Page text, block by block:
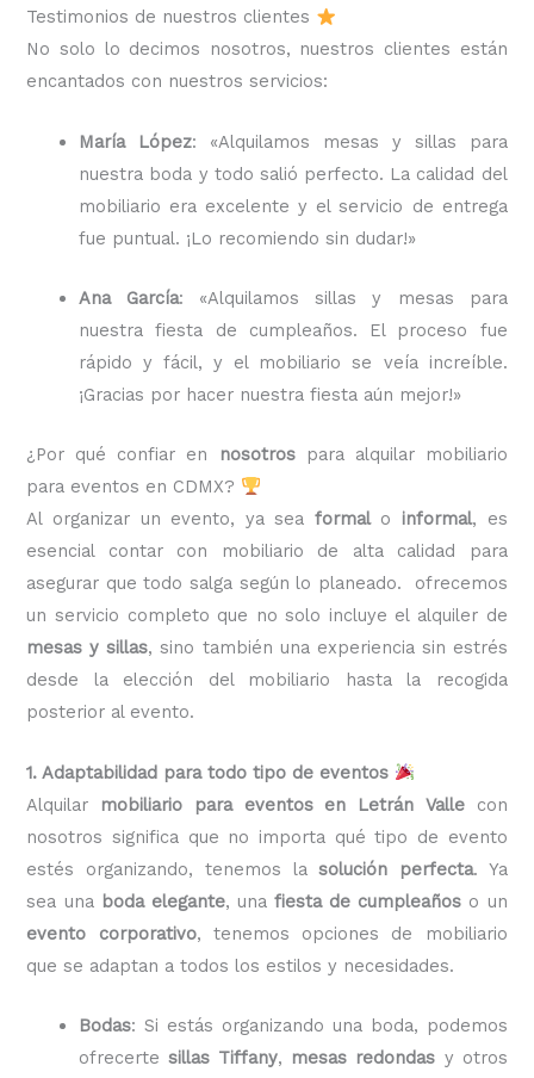
Testimonios de nuestros clientes
No solo lo decimos nosotros, nuestros clientes están
encantados con nuestros servicios:
María López: «Alquilamos mesas y sillas para
nuestra boda y todo salió perfecto. La calidad del
mobiliario era excelente y el servicio de entrega
fue puntual. ¡Lo recomiendo sin dudar!»
Ana García: «Alquilamos sillas y mesas para
nuestra fiesta de cumpleaños. El proceso fue
rápido y fácil, y el mobiliario se veía increíble.
¡Gracias por hacer nuestra fiesta aún mejor!»
¿Por qué confiar en nosotrospara alquilar mobiliario
para eventos en CDMX?
Al organizar un evento, ya sea formalo informal, es
esencial contar con mobiliario de alta calidad para
asegurar que todo salga según lo planeado. ofrecemos
un servicio completo que no solo incluye el alquiler de
mesas y sillas, sino también una experiencia sin estrés
desde la elección del mobiliario hasta la recogida
posterior al evento.
1. Adaptabilidad para todo tipo de eventos
Alquilar
mobiliario para eventos en Letrán Vallecon
nosotros significa que no importa qué tipo de evento
estés organizando, tenemos lasolución perfecta. Ya
sea una boda elegante, unafiesta de cumpleaños o un
evento corporativo, tenemos opciones de mobiliario
que se adaptan a todos los estilos y necesidades.
Bodas: Si estás organizando una boda, podemos
ofrecertesillas Tiffany, mesas redondas y otros